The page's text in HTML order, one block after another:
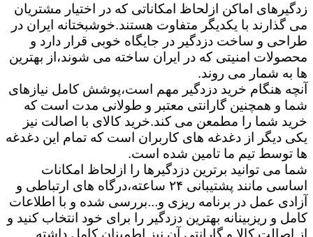
زدگیرهای اماکن ازلحاظ امکاناتی که در اختیار مشتریان
می گذارند با یکدیگر متفاوت هستند.خوشبختانه ایران در
طراحی و ساخت دزدگیر در جایگاه خوبی قرار دارد و
محصولات امنیتی که در ایران ساخته می شوند،از بهترین
ها به شمار می روند.
آنچه هنگام خرید دزدگیر مهم است،پوشش کامل نیازهای
شما و همچنین گارانتی معتبر و طولانی مدت است که
خرید شما را مطمعن می کند.خرید کالای با اصالت نیز
یکی دیگر از دغدغه های کاربران است که تمام این دغدغه
ها توسط تیم ما تامین شده است.
شما می توانید برترین دزدگیرها را ازلحاظ امکانات
اساسی مانند پشتیبانی ۲۴ ساعته،درگاه های ارتباطی و
آزادی عمل در برنامه ریزی و...بررسی شده و با اطلاعات
کامل و ریزبینانه بهترین دزدگیر را برای خود انتخاب کنید و
از اصالت کالا و گارانتی آن نیز اطمینان کامل داشته